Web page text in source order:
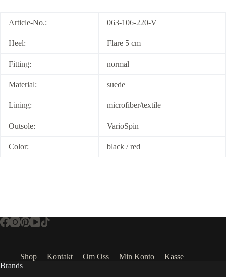
Article-No.: 063-106-220-V
Heel: Flare 5 cm
Fitting: normal
Material: suede
Lining: microfiber/textile
Outsole: VarioSpin
Color: black / red
Shop Kontakt Om Oss Min Konto
Kasse
Brands